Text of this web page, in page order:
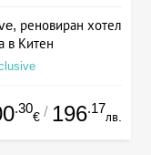
реновиран хотел
в Китен
.30
€ / 196.17
лв.